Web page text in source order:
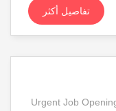
تفاصيل أكثر
Urgent Job